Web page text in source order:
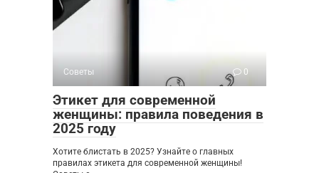
Советы 0
Этикет для современной
женщины: правила поведения в
2025 году
Хотите блистать в 2025? Узнайте о главных
правилах этикета для современной женщины!